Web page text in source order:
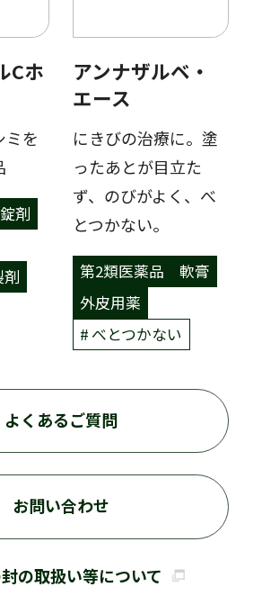
Cホ
ミを
錠剤
剤
アンナザルベ・
エース
にきびの治療に。塗
ったあとが目立た
ず、のびがよく、べ
とつかない。
第2類医薬品
軟膏
外皮用薬
べとつかない
よくあるご質問
お問い合わせ
の取扱い等について